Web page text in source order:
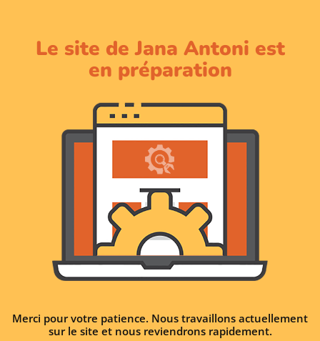
Le site de Jana Antoni est
en préparation
Merci pour votre patience. Nous travaillons actuellement
sur le site et nous reviendrons rapidement.